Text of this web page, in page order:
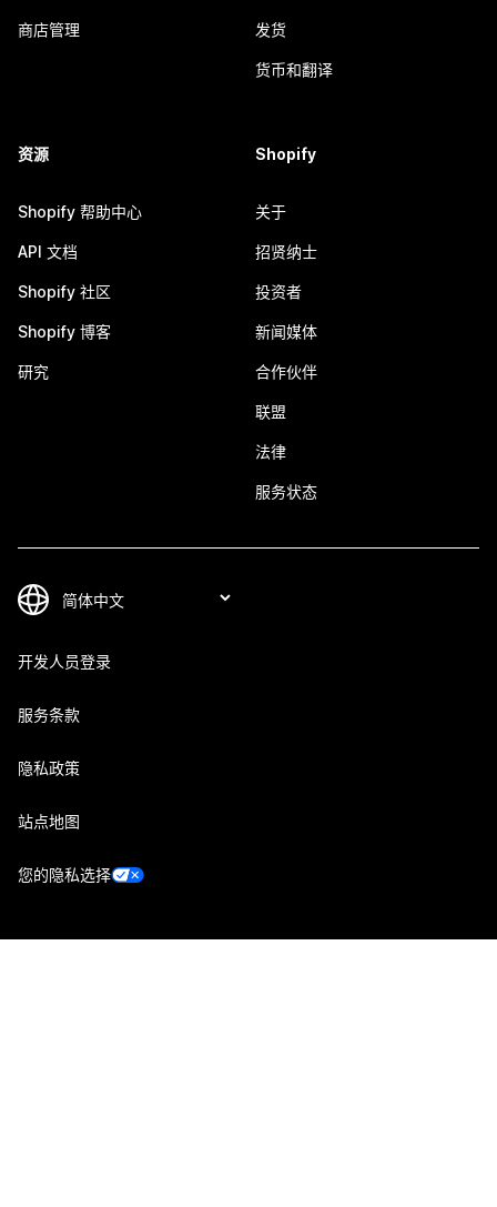
商店管理 发货
货币和翻译
资源
Shopify 帮助中心
API 文档
Shopify 社区
Shopify 博客
研究
Shopify
关于
招贤纳士
投资者
新闻媒体
合作伙伴
联盟
法律
服务状态
开发人员登录
服务条款
隐私政策
站点地图
您的隐私选择